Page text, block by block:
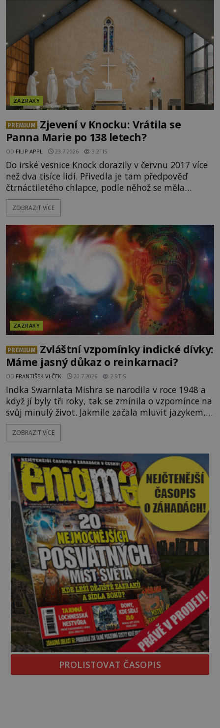
tajemství pocházející ze samých počátků lidské
civilizace? Nebo dokonce z temných vod minulosti
ještě mnohem hlubších? [g
ZÁZRAKY
PREMIUM
Zjevení v Knocku: Vrátila se
Panna Marie po 138 letech?
OD FILIP APPL 23.7.2026 3.2TIS
Do irské vesnice Knock dorazily v červnu 2017 více
než dva tisíce lidí. Přivedla je tam předpověď
čtrnáctiletého chlapce, podle něhož se měla
přesně ve tři hodiny odpoledne zjevit Panna Marie.
Když slunce vystoupilo z mraků, část davu začala
chlapcovo proroctví, nebo poutníci spatřili pouze
neobvyklou hru světla? [gallery
ids="170530,170531,1705
ZOBRAZIT VÍCE
ZÁZRAKY
PREMIUM
Zvláštní vzpomínky indické dívky:
Máme jasný důkaz o reinkarnaci?
OD FRANTIŠEK VLČEK 20.7.2026 2.9TIS
Indka Swarnlata Mishra se narodila v roce 1948 a
když jí byly tři roky, tak se zmínila o vzpomínce na
svůj minulý život. Jakmile začala mluvit jazykem,
který nikdo nezná, začali rodiče její podivné
chování brát vážně. Je snad důkazem reinkarnace?
Na první pohled se zdá, že to bu
ZOBRAZIT VÍCE
PROLISTOVAT ČASOPIS